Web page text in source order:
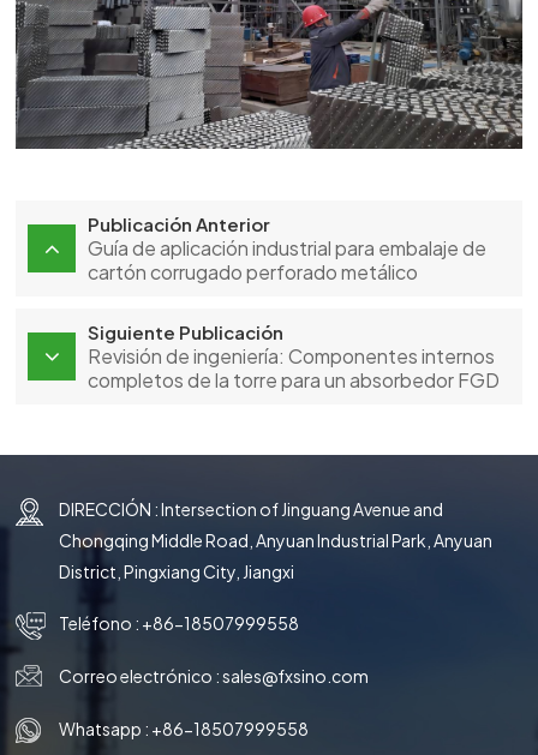
Publicación Anterior
Guía de aplicación industrial para embalaje de
cartón corrugado perforado metálico
Siguiente Publicación
Revisión de ingeniería: Componentes internos
completos de la torre para un absorbedor FGD
DIRECCIÓN : Intersection of Jinguang Avenue and
Chongqing Middle Road, Anyuan Industrial Park, Anyuan
District, Pingxiang City, Jiangxi
Teléfono : +86-18507999558
Correo electrónico :sales@fxsino.com
Whatsapp : +86-18507999558